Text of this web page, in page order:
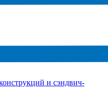
и сэндвич-